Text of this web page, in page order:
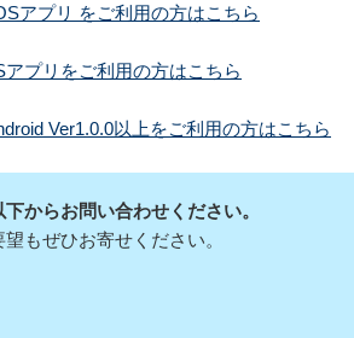
アプリ をご利用の方はこちら
プリをご利用の方はこちら
Ver1.0.0以上をご利用の方はこちら
からお問い合わせください。
もぜひお寄せください。